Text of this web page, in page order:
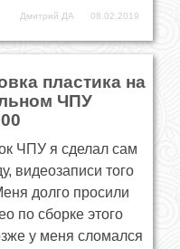
Дмитрий ДА 08.02.2019
пластика на
ЧПУ
ЧПУ я сделал сам
видеозаписи того
долго просили
по сборке этого
у меня сломался